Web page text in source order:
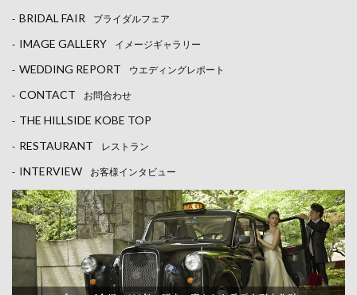
- BRIDAL FAIR ブライダルフェア
- IMAGE GALLERY イメージギャラリー
- WEDDING REPORT ウエディングレポート
- CONTACT お問合わせ
- THE HILLSIDE KOBE TOP
- RESTAURANT レストラン
- INTERVIEW お客様インタビュー